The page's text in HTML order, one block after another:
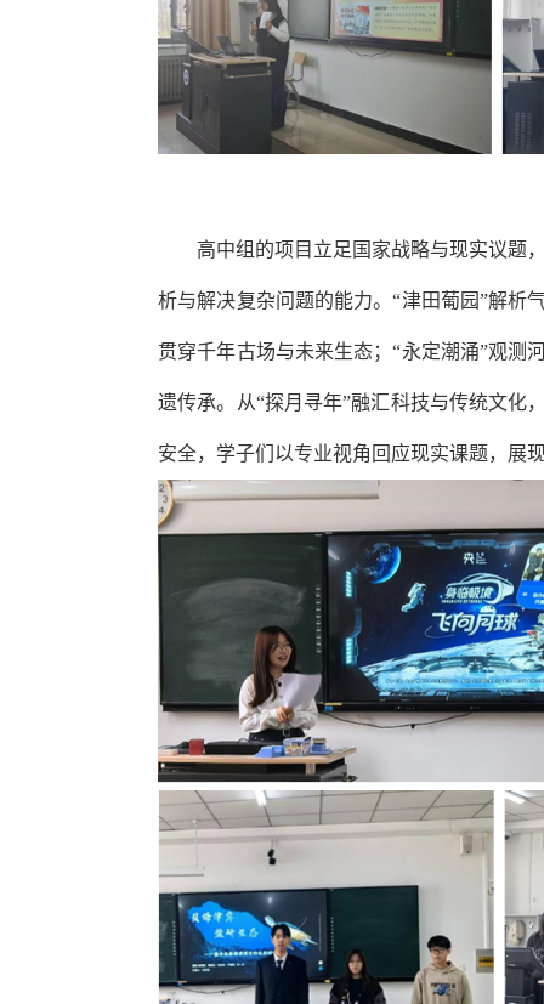
高中组的项目立足国家战略与现实议题
析与解决复杂问题的能力。“津田葡园”解析
贯穿千年古场与未来生态；“永定潮涌”观测
遗传承。从“探月寻年”融汇科技与传统文化
安全，学子们以专业视角回应现实课题，展